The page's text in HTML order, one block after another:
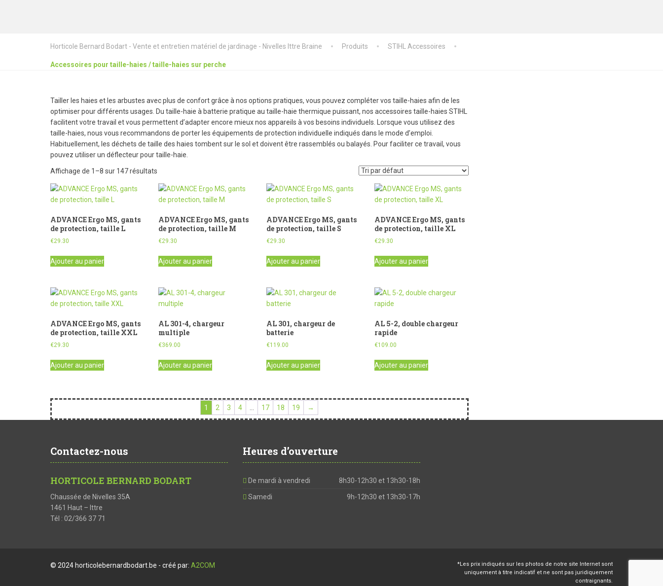
Horticole Bernard Bodart - Vente et entretien matériel de jardinage - Nivelles Ittre Braine Produits STIHL Accessoires
Accessoires pour taille-haies / taille-haies sur perche
Tailler les haies et les arbustes avec plus de confort grâce à nos options pratiques, vous pouvez compléter vos taille-haies afin de les
optimiser pour différents usages. Du taille-haie à batterie pratique au taille-haie thermique puissant, nos accessoires taille-haies STIHL
facilitent votre travail et vous permettent d’adapter encore mieux nos appareils à vos besoins individuels. Lorsque vous utilisez des
taille-haies, nous vous recommandons de porter les équipements de protection individuelle indiqués dans le mode d’emploi.
Habituellement, les déchets de taille des haies tombent sur le sol et doivent être rassemblés ou balayés. Pour faciliter ce travail, vous
pouvez utiliser un déflecteur pour taille-haie.
Affichage de 1–8 sur 147 résultats
ADVANCE Ergo MS, gants
de protection, taille L
€29.30
Ajouter au panier
ADVANCE Ergo MS, gants
de protection, taille M
€29.30
Ajouter au panier
ADVANCE Ergo MS, gants
de protection, taille S
€29.30
Ajouter au panier
ADVANCE Ergo MS, gants
de protection, taille XL
€29.30
Ajouter au panier
ADVANCE Ergo MS, gants
de protection, taille XXL
€29.30
Ajouter au panier
AL 301-4, chargeur
multiple
€369.00
Ajouter au panier
AL 301, chargeur de
batterie
€119.00
Ajouter au panier
AL 5-2, double chargeur
rapide
€109.00
Ajouter au panier
1 2 3 4 17 18 19 →
Contactez-nous
HORTICOLE BERNARD BODART
Chaussée de Nivelles 35A
1461 Haut – Ittre
Tél : 02/366 37 71
Heures d’ouverture
De mardi à vendredi 8h30-12h30 et 13h30-18h
Samedi 9h-12h30 et 13h30-17h
© 2024 horticolebernardbodart.be - créé par: A2COM
*Les prix indiqués sur les photos de notre site Internet sont
uniquement à titre indicatif et ne sont pas juridiquement
contraignants.